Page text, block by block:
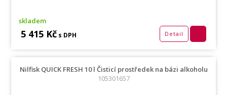
skladem
5 415 Kč s DPH Detail
Nilfisk QUICK FRESH 10 l Čisticí prostředek na bázi alkoholu
105301657